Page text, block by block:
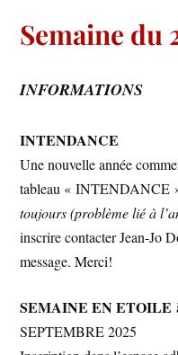
Semaine du
INFORMATIONS
INTENDANCE
Une nouvelle année
tableau « INTENDANCE
toujours (problème lié à
inscrire contacter Jean-Jo
message. Merci!
SEMAINE EN ETOILE
SEPTEMBRE 2025